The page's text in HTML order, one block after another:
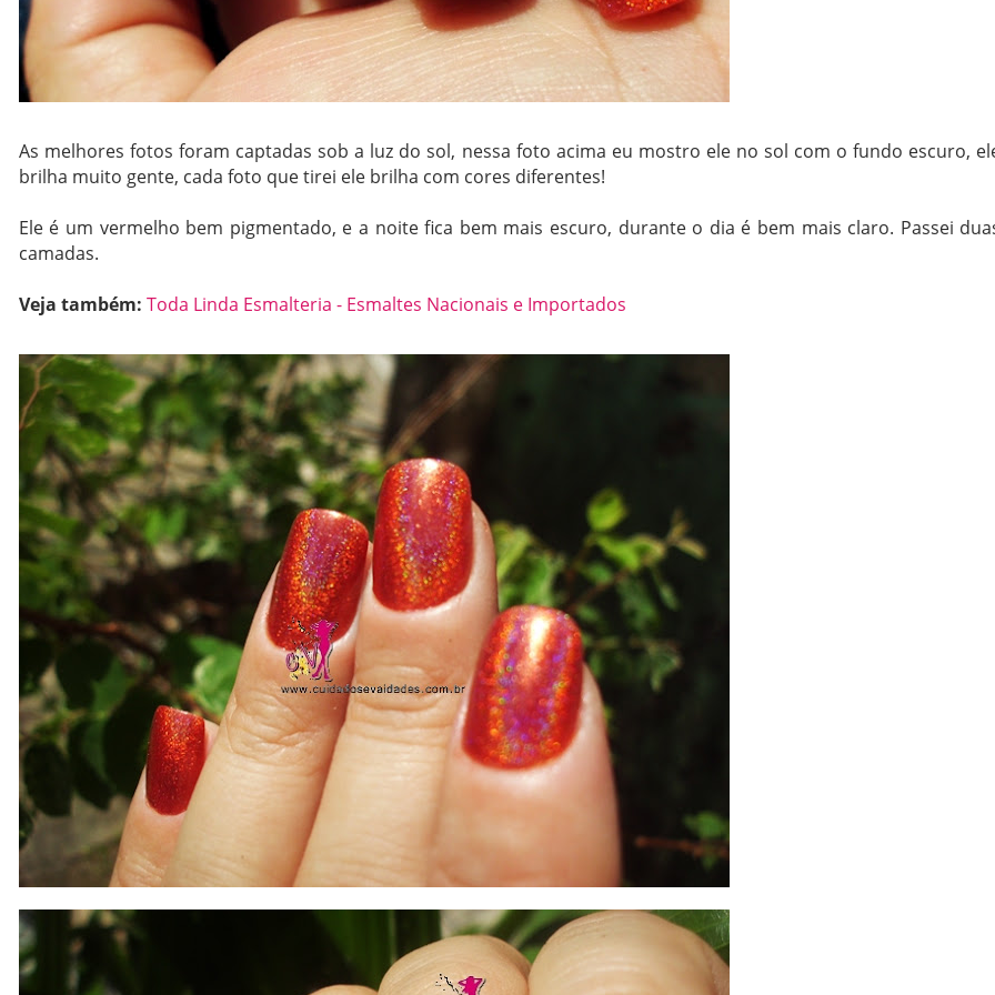
As melhores fotos foram captadas sob a luz do sol, nessa foto acima eu mostro ele no sol com o fundo escuro,
brilha muito gente, cada foto que tirei ele brilha com cores diferentes!
Ele é um vermelho bem pigmentado, e a noite fica bem mais escuro, durante o dia é bem mais claro. Passei
camadas.
Veja também: Toda Linda Esmalteria - Esmaltes Nacionais e Importados